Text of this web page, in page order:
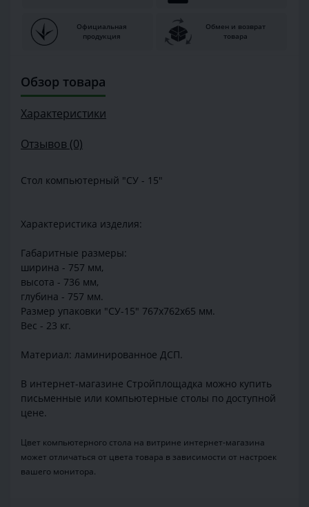
Официальная
продукция
Обмен и возврат
товара
Обзор товара
Характеристики
Отзывов (0)
Стол компьютерный "СУ - 15"
Характеристика изделия:
Габаритные размеры:
ширина - 757 мм,
высота - 736 мм,
глубина - 757 мм.
Размер упаковки "СУ-15" 767х762х65 мм.
Вес - 23 кг.
Материал: ламинированное ДСП.
В интернет-магазине Стройплощадка можно купить
письменные или компьютерные столы по доступной
цене.
Цвет компьютерного стола на витрине интернет-магазина
может отличаться от цвета товара в зависимости от настроек
вашего монитора.